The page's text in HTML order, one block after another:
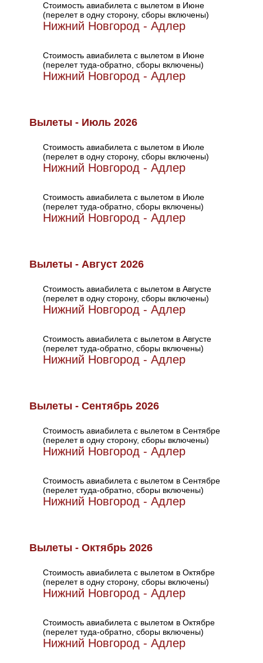
Стоимость авиабилета с вылетом в Июне
(перелет в одну сторону, сборы включены)
Нижний Новгород - Адлер
Стоимость авиабилета с вылетом в Июне
(перелет туда-обратно, сборы включены)
Нижний Новгород - Адлер
Вылеты - Июль 2026
Стоимость авиабилета с вылетом в Июле
(перелет в одну сторону, сборы включены)
Нижний Новгород - Адлер
Стоимость авиабилета с вылетом в Июле
(перелет туда-обратно, сборы включены)
Нижний Новгород - Адлер
Вылеты - Август 2026
Стоимость авиабилета с вылетом в Августе
(перелет в одну сторону, сборы включены)
Нижний Новгород - Адлер
Стоимость авиабилета с вылетом в Августе
(перелет туда-обратно, сборы включены)
Нижний Новгород - Адлер
Вылеты - Сентябрь 2026
Стоимость авиабилета с вылетом в Сентябре
(перелет в одну сторону, сборы включены)
Нижний Новгород - Адлер
Стоимость авиабилета с вылетом в Сентябре
(перелет туда-обратно, сборы включены)
Нижний Новгород - Адлер
Вылеты - Октябрь 2026
Стоимость авиабилета с вылетом в Октябре
(перелет в одну сторону, сборы включены)
Нижний Новгород - Адлер
Стоимость авиабилета с вылетом в Октябре
(перелет туда-обратно, сборы включены)
Нижний Новгород - Адлер